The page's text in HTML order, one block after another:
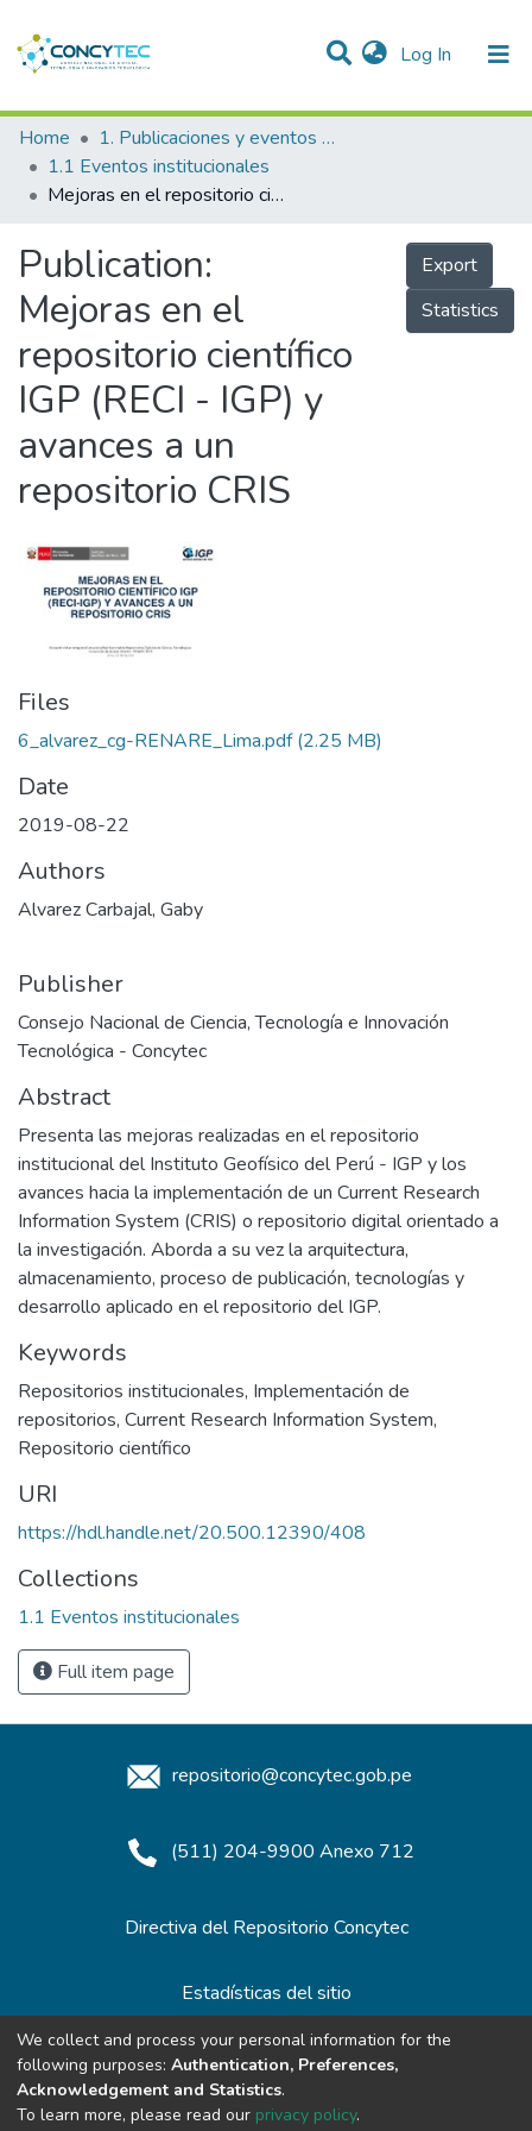
Log In (current)
Communities & Collections
Research Outputs
People
Statistics
Home
1. Publicaciones y eventos institucionales
1.1 Eventos institucionales
Mejoras en el repositorio científico IGP (RECI - IGP) y avances a un repositorio CRIS
Publication:
Mejoras en el
repositorio científico
IGP (RECI - IGP) y
avances a un
repositorio CRIS
Export
Statistics
Files
6_alvarez_cg-RENARE_Lima.pdf (2.25 MB)
Date
2019-08-22
Authors
Alvarez Carbajal, Gaby
Publisher
Consejo Nacional de Ciencia, Tecnología e Innovación
Tecnológica - Concytec
Abstract
Presenta las mejoras realizadas en el repositorio
institucional del Instituto Geofísico del Perú - IGP y los
avances hacia la implementación de un Current Research
Information System (CRIS) o repositorio digital orientado a
la investigación. Aborda a su vez la arquitectura,
almacenamiento, proceso de publicación, tecnologías y
desarrollo aplicado en el repositorio del IGP.
Keywords
Repositorios institucionales, Implementación de
repositorios, Current Research Information System,
Repositorio científico
URI
https://hdl.handle.net/20.500.12390/408
Collections
1.1 Eventos institucionales
Full item page
repositorio@concytec.gob.pe
(511) 204-9900 Anexo 712
Directiva del Repositorio Concytec
Estadísticas del sitio
Redes de Repositorios
We collect and process your personal information for the
following purposes: Authentication, Preferences,
Acknowledgement and Statistics.
To learn more, please read our privacy policy.